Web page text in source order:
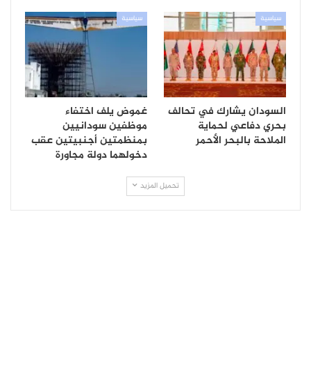
سياسية
السودان يشارك في تحالف
بحري دفاعي لحماية
الملاحة بالبحر الأحمر
سياسية
غموض يلف اختفاء
موظفين سودانيين
بمنظمتين أجنبيتين عقب
دخولهما دولة مجاورة
تحميل المزيد